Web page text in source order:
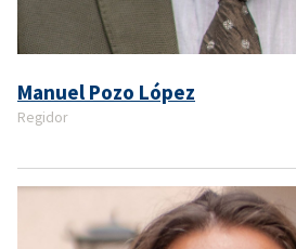
Manuel Pozo López
Regidor